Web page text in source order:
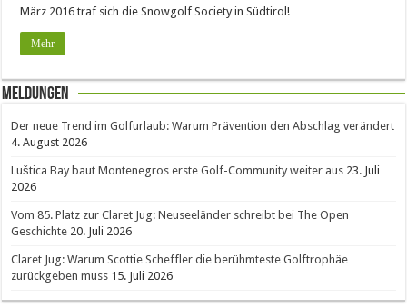
März 2016 traf sich die Snowgolf Society in Südtirol!
Mehr
Meldungen
Der neue Trend im Golfurlaub: Warum Prävention den Abschlag verändert
4. August 2026
Luštica Bay baut Montenegros erste Golf-Community weiter aus 23. Juli
2026
Vom 85. Platz zur Claret Jug: Neuseeländer schreibt bei The Open
Geschichte 20. Juli 2026
Claret Jug: Warum Scottie Scheffler die berühmteste Golftrophäe
zurückgeben muss 15. Juli 2026